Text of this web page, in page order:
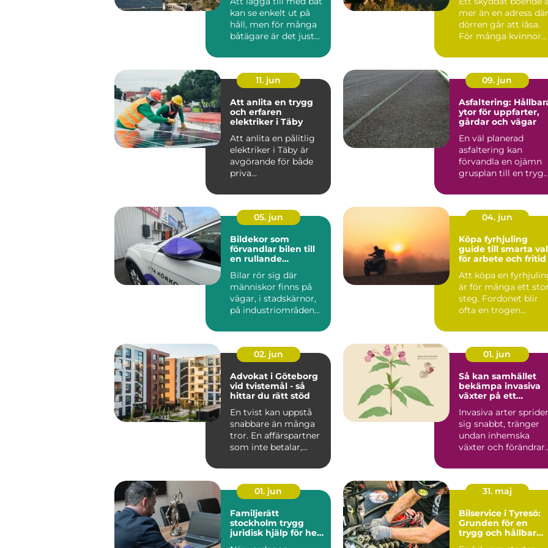
kan se enkelt ut på
håll, men för många
båtägare är det just
mer än en adress där
dörren går att låsa.
För många kvinnor
11. jun
Att anlita en trygg
och erfaren
elektriker i Täby
Att anlita en pålitlig
elektriker i Täby är
avgörande för både
priva...
09. jun
Asfaltering:
ytor för uppfarter,
gårdar och vägar
En väl planerad
asfaltering kan
förvandla en ojämn
grusplan till en trygg,
05. jun
Bildekor som
förvandlar bilen till
en rullande
Bilar rör sig där
människor finns på
vägar, i stadskärnor,
på industriområden
N...
04. jun
Köpa fyrhjuling
guide till smarta val
för arbete och fritid
Att köpa en
är för många ett
steg. Fordonet blir
ofta en trogen
02. jun
Advokat i Göteborg
vid tvistemål - så
hittar du rätt stöd
En tvist kan uppstå
snabbare än många
tror. En affärspartner
som inte betalar,...
01. jun
Så kan samhället
bekämpa invasiva
växter på ett
Invasiva arter sprider
sig snabbt, tränger
undan inhemska
växter och förändrar
Kommu...
01. jun
Familjerätt
stockholm trygg
juridisk hjälp för hela
31. maj
Bilservice i Tyresö:
Grunden för en
trygg och hållbar